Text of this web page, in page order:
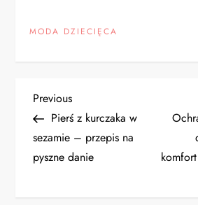
MODA DZIECIĘCA
N
a
w
Previous
Post
Previous
Pierś z kurczaka w
sezamie – przepis na
pyszne danie